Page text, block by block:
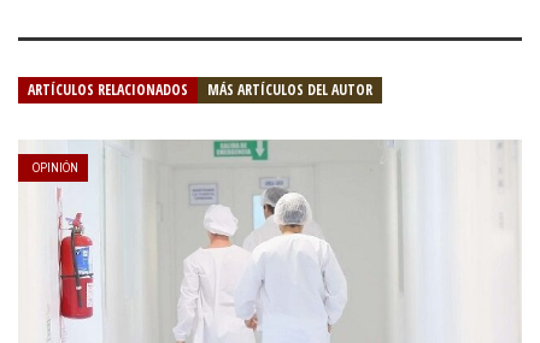
ARTÍCULOS RELACIONADOS MÁS ARTÍCULOS DEL AUTOR
OPINIÓN